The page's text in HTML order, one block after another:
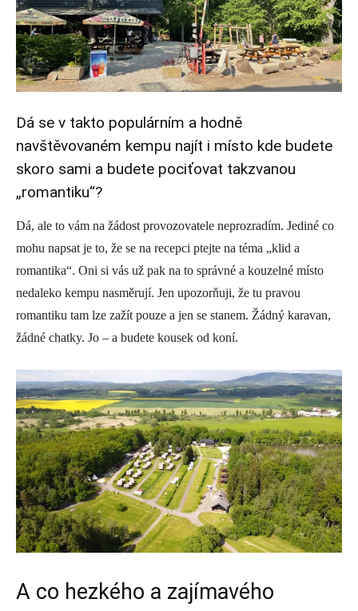
Dá se v takto populárním a hodně
navštěvovaném kempu najít i místo kde budete
skoro sami a budete pociťovat takzvanou
„romantiku“?
Dá, ale to vám na žádost provozovatele neprozradím. Jediné co
mohu napsat je to, že se na recepci ptejte na téma „klid a
romantika“. Oni si vás už pak na to správné a kouzelné místo
nedaleko kempu nasměrují. Jen upozorňuji, že tu pravou
romantiku tam lze zažít pouze a jen se stanem. Žádný karavan,
žádné chatky. Jo – a budete kousek od koní.
A co hezkého a zajímavého